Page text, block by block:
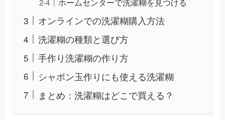
オンラインでの洗濯糊購入方法
洗濯糊の種類と選び方
手作り洗濯糊の作り方
シャボン玉作りにも使える洗濯糊
まとめ：洗濯糊はどこで買える？